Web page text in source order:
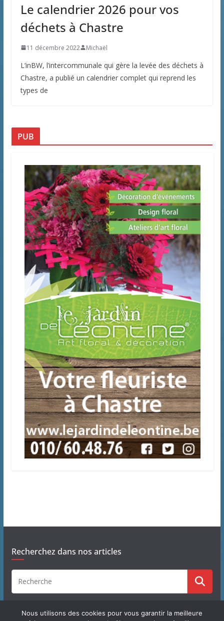
Le calendrier 2026 pour vos
déchets à Chastre
11 décembre 2022 Michaël
L’inBW, l’intercommunale qui gère la levée des déchets à
Chastre, a publié un calendrier complet qui reprend les
types de
PUB
Recherchez dans nos articles
Nous utilisons des cookies pour vous garantir la meilleure